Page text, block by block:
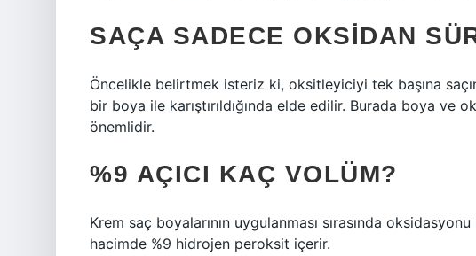
SAÇA SADECE OKSIDAN
Öncelikle belirtmek isteriz ki, oksitleyiciyi tek başına
bir boya ile karıştırıldığında elde edilir. Burada boya ve
önemlidir.
%9 AÇICI KAÇ VOLÜM?
Krem saç boyalarının uygulanması sırasında
hacimde %9 hidrojen peroksit içerir.